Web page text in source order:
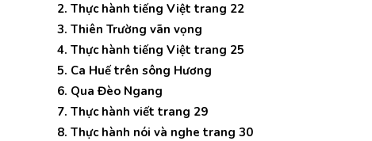
2. Thực hành tiếng Việt trang 22
3. Thiên Trường vãn vọng
4. Thực hành tiếng Việt trang 25
5. Ca Huế trên sông Hương
6. Qua Đèo Ngang
7. Thực hành viết trang 29
8. Thực hành nói và nghe trang 30